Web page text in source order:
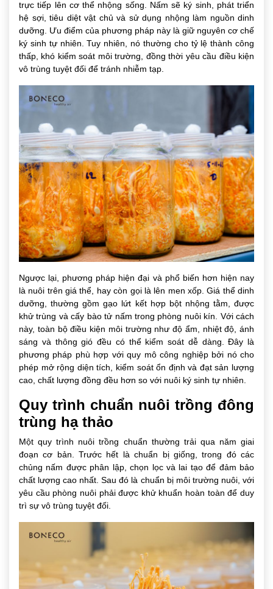
trực tiếp lên cơ thể nhộng sống. Nấm sẽ ký sinh, phát triển
hệ sợi, tiêu diệt vật chủ và sử dụng nhộng làm nguồn dinh
dưỡng. Ưu điểm của phương pháp này là giữ nguyên cơ chế
ký sinh tự nhiên. Tuy nhiên, nó thường cho tỷ lệ thành công
thấp, khó kiểm soát môi trường, đồng thời yêu cầu điều kiện
vô trùng tuyệt đối để tránh nhiễm tạp.
Ngược lại, phương pháp hiện đại và phổ biến hơn hiện nay
là nuôi trên giá thể, hay còn gọi là lên men xốp. Giá thể dinh
dưỡng, thường gồm gạo lứt kết hợp bột nhộng tằm, được
khử trùng và cấy bào tử nấm trong phòng nuôi kín. Với cách
này, toàn bộ điều kiện môi trường như độ ẩm, nhiệt độ, ánh
sáng và thông gió đều có thể kiểm soát dễ dàng. Đây là
phương pháp phù hợp với quy mô công nghiệp bởi nó cho
phép mở rộng diện tích, kiểm soát ổn định và đạt sản lượng
cao, chất lượng đồng đều hơn so với nuôi ký sinh tự nhiên.
Quy trình chuẩn nuôi trồng đông
trùng hạ thảo
Một quy trình nuôi trồng chuẩn thường trải qua năm giai
đoạn cơ bản. Trước hết là chuẩn bị giống, trong đó các
chủng nấm được phân lập, chọn lọc và lai tạo để đảm bảo
chất lượng cao nhất. Sau đó là chuẩn bị môi trường nuôi, với
yêu cầu phòng nuôi phải được khử khuẩn hoàn toàn để duy
trì sự vô trùng tuyệt đối.